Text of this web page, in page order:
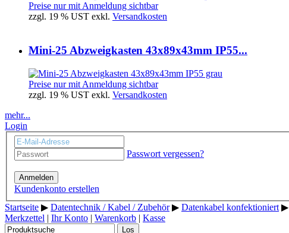
Preise nur mit Anmeldung sichtbar
zzgl. 19 % UST exkl. Versandkosten
Mini-25 Abzweigkasten 43x89x43mm IP55...
Preise nur mit Anmeldung sichtbar
zzgl. 19 % UST exkl. Versandkosten
mehr...
Login
Passwort vergessen?
Anmelden
Kundenkonto erstellen
Startseite ▶ Datentechnik / Kabel / Zubehör▶ Datenkabel konfektioniert▶
Merkzettel | Ihr Konto | Warenkorb | Kasse
Los